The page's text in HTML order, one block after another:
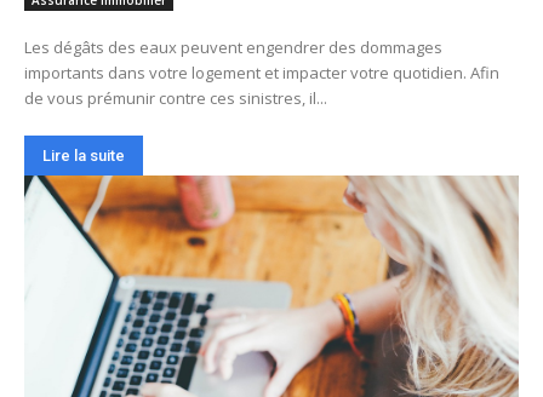
Les dégâts des eaux peuvent engendrer des dommages
importants dans votre logement et impacter votre quotidien. Afin
de vous prémunir contre ces sinistres, il...
Lire la suite